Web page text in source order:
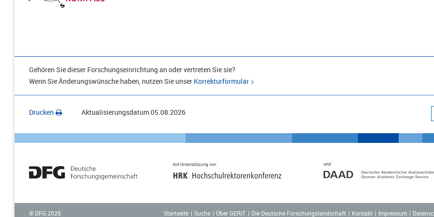
Gehören Sie dieser Forschungseinrichtung an oder vertreten Sie sie?
Wenn Sie Änderungswünsche haben, nutzen Sie unser Korrekturformular
Drucken Aktualisierungsdatum05.08.2026
© DFG 2026 Startseite Suche Über GERiT Die Deutsche Forschungslandschaft Kontakt Impressum